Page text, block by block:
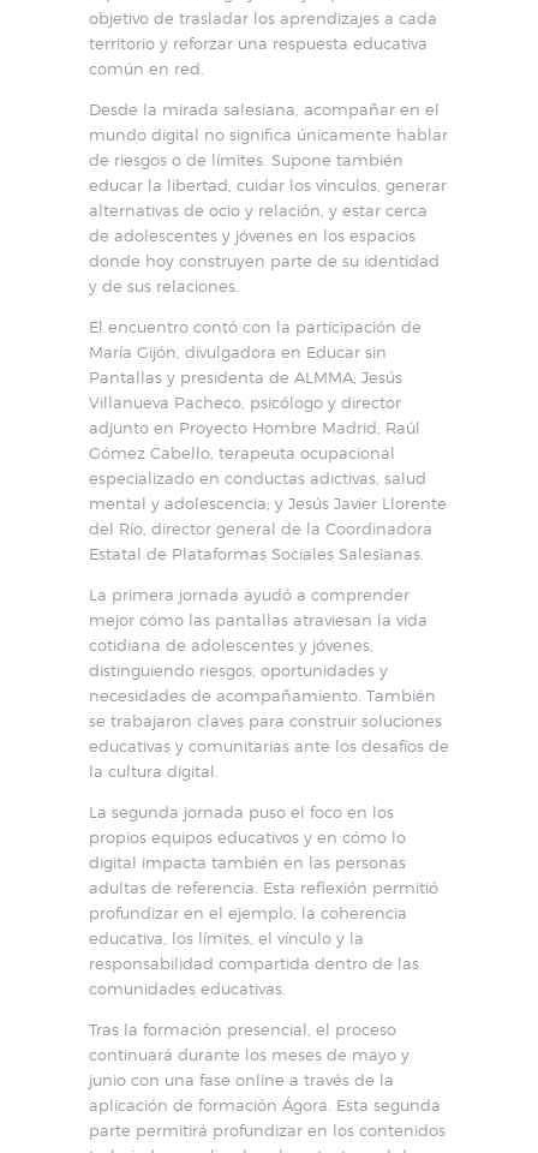
objetivo de trasladar los aprendizajes a cada
territorio y reforzar una respuesta educativa
común en red.
Desde la mirada salesiana, acompañar en el
mundo digital no significa únicamente hablar
de riesgos o de límites. Supone también
educar la libertad, cuidar los vínculos, generar
alternativas de ocio y relación, y estar cerca
de adolescentes y jóvenes en los espacios
donde hoy construyen parte de su identidad
y de sus relaciones.
El encuentro contó con la participación de
María Gijón, divulgadora en Educar sin
Pantallas y presidenta de ALMMA; Jesús
Villanueva Pacheco, psicólogo y director
adjunto en Proyecto Hombre Madrid; Raúl
Gómez Cabello, terapeuta ocupacional
especializado en conductas adictivas, salud
mental y adolescencia; y Jesús Javier Llorente
del Río, director general de la Coordinadora
Estatal de Plataformas Sociales Salesianas.
La primera jornada ayudó a comprender
mejor cómo las pantallas atraviesan la vida
cotidiana de adolescentes y jóvenes,
distinguiendo riesgos, oportunidades y
necesidades de acompañamiento. También
se trabajaron claves para construir soluciones
educativas y comunitarias ante los desafíos de
la cultura digital.
La segunda jornada puso el foco en los
propios equipos educativos y en cómo lo
digital impacta también en las personas
adultas de referencia. Esta reflexión permitió
profundizar en el ejemplo, la coherencia
educativa, los límites, el vínculo y la
responsabilidad compartida dentro de las
comunidades educativas.
Tras la formación presencial, el proceso
continuará durante los meses de mayo y
junio con una fase online a través de la
aplicación de formación Ágora. Esta segunda
parte permitirá profundizar en los contenidos